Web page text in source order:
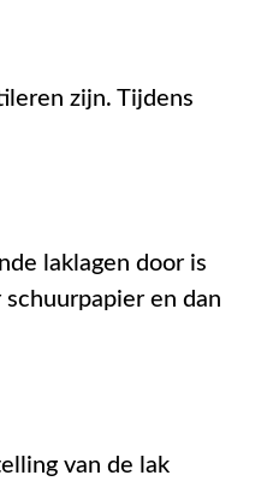
zijn. Tijdens
laklagen door is
en dan
van de lak